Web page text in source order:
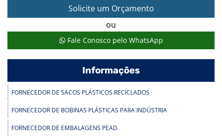
Solicite um Orçamento
ou
Fale Conosco pelo WhatsApp
Informações
FORNECEDOR DE SACOS PLÁSTICOS RECICLADOS
FORNECEDOR DE BOBINAS PLÁSTICAS PARA INDÚSTRIA
FORNECEDOR DE EMBALAGENS PEAD